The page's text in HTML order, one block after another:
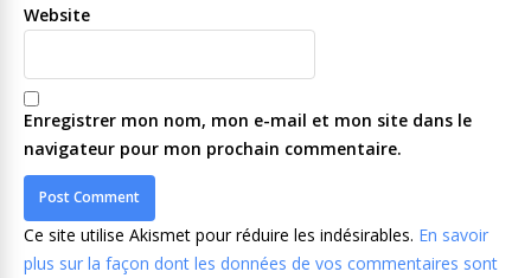
Website
Enregistrer mon nom, mon e-mail et mon site dans le
navigateur pour mon prochain commentaire.
Ce site utilise Akismet pour réduire les indésirables. En savoir
plus sur la façon dont les données de vos commentaires sont